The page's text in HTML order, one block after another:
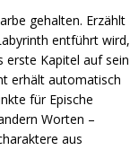
gehalten. Erzählt
entführt wird,
erste Kapitel auf sein
erhält automatisch
für Epische
Worten –
aus